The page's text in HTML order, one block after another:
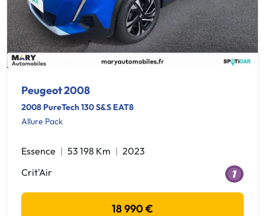
Peugeot 2008
2008 PureTech 130 S&S EAT8
Allure Pack
Essence 53 198 Km
2023
Crit'Air
18 990 €